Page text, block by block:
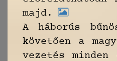
majd.
A háborús
követően a
vezetés